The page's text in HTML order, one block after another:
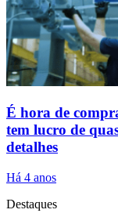
É hora de
tem lucro de
detalhes
Há 4 anos
Destaques